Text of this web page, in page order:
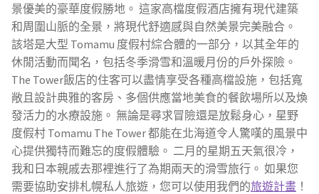
景優美的豪華度假勝地。 這家高檔度假酒店擁有現代建築
和周圍山脈的全景，將現代舒適感與自然美景完美融合。
該塔是大型 Tomamu 度假村綜合體的一部分，以其全年的
休閒活動而聞名，包括冬季滑雪和溫暖月份的戶外探險。
The Tower飯店的住客可以盡情享受各種高檔設施，包括寬
敞且設計典雅的客房、多個供應當地美食的餐飲場所以及煥
發活力的水療設施。 無論是尋求冒險還是放鬆身心，星野
度假村 Tomamu The Tower 都能在北海道令人驚嘆的風景中
心提供獨特而難忘的度假體驗。 二月的星期五天氣很冷，
我和日本親戚去那裡進行了為期兩天的滑雪旅行。 如果您
需要協助安排札幌私人旅遊，您可以使用我們的旅遊計畫 ！